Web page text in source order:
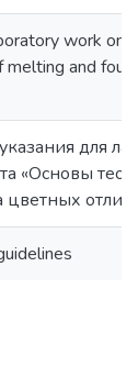
work on
and
для
«Основы
цветных